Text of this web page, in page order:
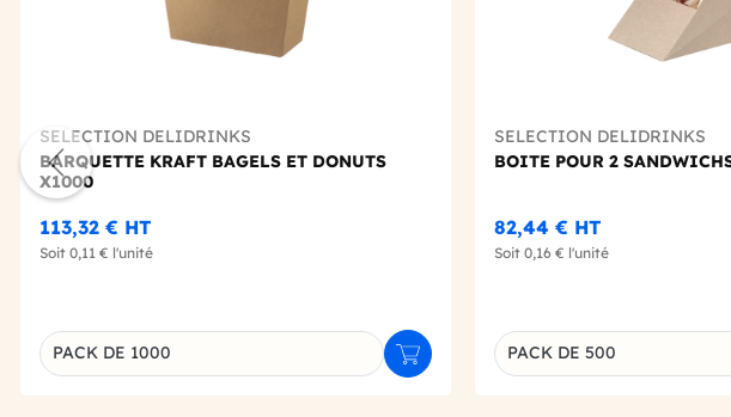
SELECTION DELIDRINKS
BARQUETTE KRAFT BAGELS ET DONUTS
X1000
113,32 € HT
Soit 0,11 € l'unité
Déclinaison du produit
PACK DE 1000 Ajouter au panier
SELECTION DELIDRINKS
BOITE POUR 2
82,44 € HT
Soit 0,16 € l'unité
Déclinaison du produit
PACK DE 500